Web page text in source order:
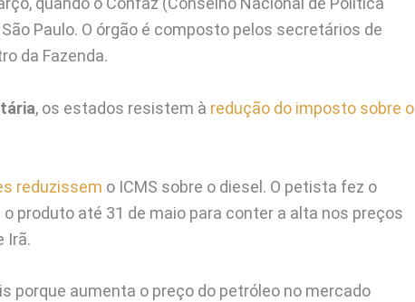
Paulo. O órgão é composto pelos secretários de
da Fazenda.
, os estados resistem à redução do imposto sobre o
reduzissem o ICMS sobre o diesel. O petista fez o
produto até 31 de maio para conter a alta nos preços
Irã.
porque aumenta o preço do petróleo no mercado